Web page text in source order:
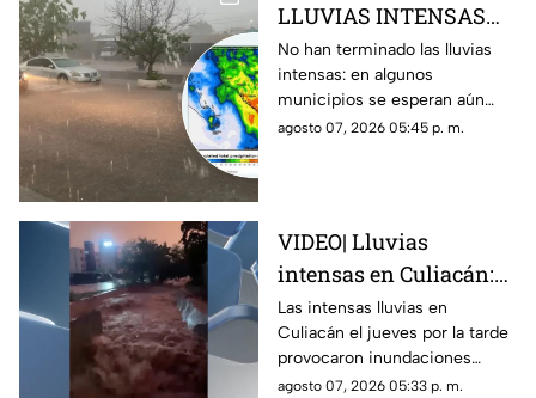
LLUVIAS INTENSAS
todo el fin de semana
en estos municipios de
Sinaloa
No han terminado las lluvias
intensas: en algunos
municipios se esperan aún
durante este fin de semana,
agosto 07, 2026 05:45 p. m.
VIDEO| Lluvias
intensas en Culiacán:
inundaciones y
personas arrastradas
Las intensas lluvias en
Culiacán el jueves por la tarde
provocaron inundaciones
severas y el desbordamiento
agosto 07, 2026 05:33 p. m.